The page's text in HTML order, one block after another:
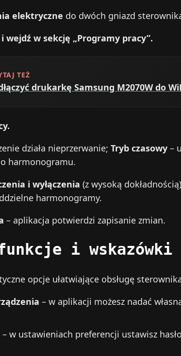
elektryczne do dwóch gniazd
wejdź w sekcję „Programy pracy”.
TEŻ
drukarkę Samsung M2070W do
działa nieprzerwanie; Tryb czasowy –
harmonogramu.
i wyłączenia (z wysoką
harmonogramy.
– aplikacja potwierdzi zapisanie zmian.
funkcje i wskazówki
opcje ułatwiające obsługę
– w aplikacji możesz nadać
– w ustawieniach preferencji ustawisz